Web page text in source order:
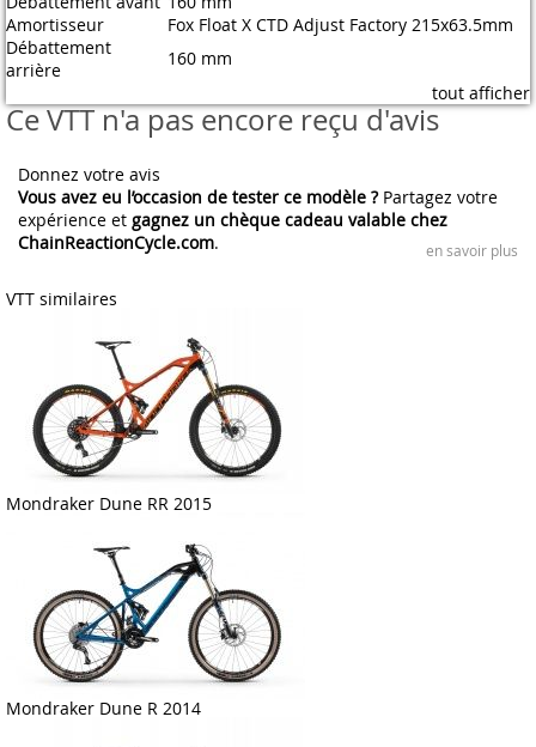
Amortisseur
Fox Float X CTD Adjust Factory 215x63.5mm
Débattement
arrière
160 mm
tout afficher
Ce VTT n'a pas encore reçu d'avis
Donnez votre avis
Vous avez eu l’occasion de tester ce modèle ?Partagez votre
expérience et gagnez un chèque cadeau valable chez
ChainReactionCycle.com. en savoir plus
VTT similaires
Mondraker Dune RR 2015
Mondraker Dune R 2014